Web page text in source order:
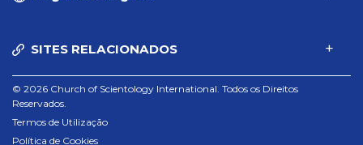
SITES RELACIONADOS
© 2026 Church of Scientology International. Todos os Direitos
Reservados.
Termos de Utilização
Política de Cookies